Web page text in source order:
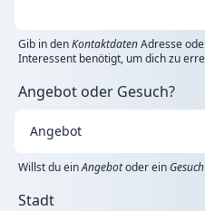
Gib in denKontaktdatenAdresse
Interessent benötigt, um dich zu
Angebot oder Gesuch?
Willst du einAngebotoder einGesuch
Stadt